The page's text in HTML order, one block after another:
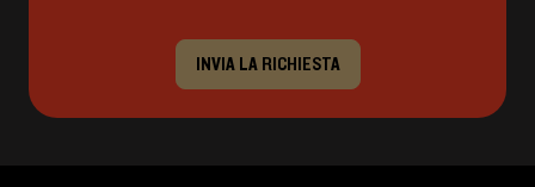
INVIA LA RICHIESTA